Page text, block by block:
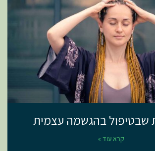
שבטיפול בהגשמה עצמית
קרא עוד »